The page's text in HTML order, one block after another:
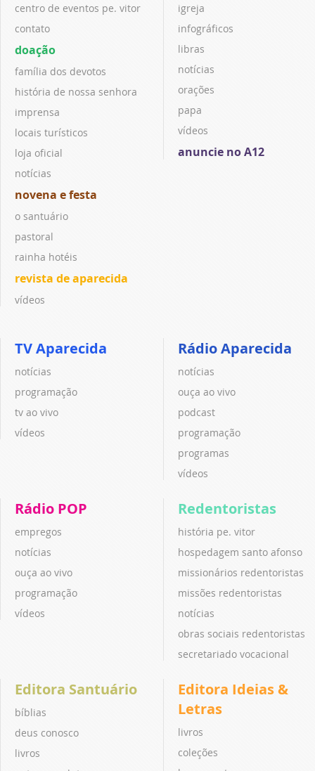
centro de eventos pe. vitor
contato
doação
família dos devotos
história de nossa senhora
imprensa
locais turísticos
loja oficial
notícias
novena e festa
o santuário
pastoral
rainha hotéis
revista de aparecida
vídeos
igreja
infográficos
libras
notícias
orações
papa
vídeos
anuncie no A12
TV Aparecida
notícias
programação
tv ao vivo
vídeos
Rádio Aparecida
notícias
ouça ao vivo
podcast
programação
programas
vídeos
Rádio POP
empregos
notícias
ouça ao vivo
programação
vídeos
Redentoristas
história pe. vitor
hospedagem santo afonso
missionários redentoristas
missões redentoristas
notícias
obras sociais redentoristas
secretariado vocacional
Editora Santuário
bíblias
deus conosco
livros
Editora Ideias &
Letras
livros
coleções